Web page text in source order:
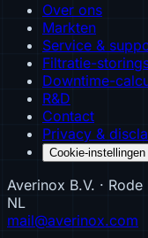
Over ons
Markten
Service &
Filtratie-
Downtime-
R&D
Contact
Privacy &
Cookie-instellingen
Averinox B.V. ·
NL
mail@averinox.com